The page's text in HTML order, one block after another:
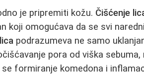
je pripremiti kožu. Čišćenje
koji omogućava da se svi
podrazumeva ne samo
pora od viška
formiranje komedona i